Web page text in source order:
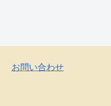
お問い合わせ